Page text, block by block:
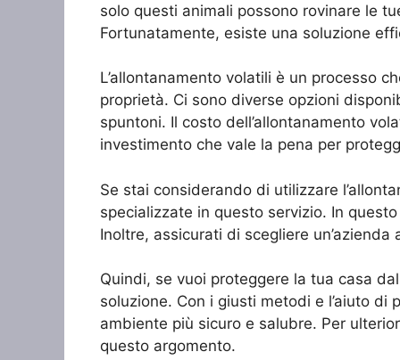
solo questi animali possono rovinare le
Fortunatamente, esiste una soluzione
L’allontanamento volatili è un processo
proprietà. Ci sono diverse opzioni
spuntoni. Il costo dell’allontanamento
investimento che vale la pena per
Se stai considerando di utilizzare
specializzate in questo servizio. In
Inoltre, assicurati di scegliere
Quindi, se vuoi proteggere la tua casa
soluzione. Con i giusti metodi e l’aiuto
ambiente più sicuro e salubre. Per
questo argomento.